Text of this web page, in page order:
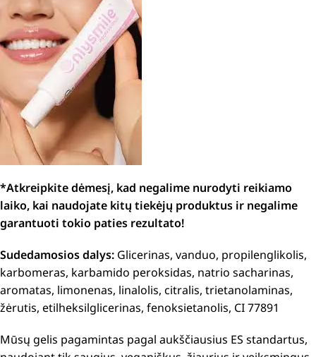
*Atkreipkite dėmesį, kad negalime nurodyti reikiamo
laiko, kai naudojate kitų tiekėjų produktus ir negalime
garantuoti tokio paties rezultato!
Sudedamosios dalys: Glicerinas, vanduo, propilenglikolis,
karbomeras, karbamido peroksidas, natrio sacharinas,
aromatas, limonenas, linalolis, citralis, trietanolaminas,
žėrutis, etilheksilglicerinas, fenoksietanolis, CI 77891
Mūsų gelis pagamintas pagal aukščiausius ES standartus,